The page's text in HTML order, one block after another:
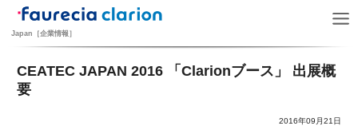
Japan［企業情報］
CEATEC JAPAN 2016 「Clarionブース」 出展概
要
2016年09月21日